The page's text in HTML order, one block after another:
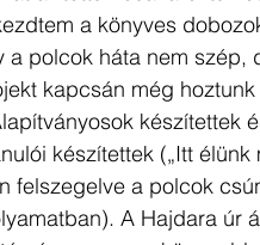
a könyves
a polcok háta nem
kapcsán még
készítettek
készítettek („Itt
felszegelve a polcok
A Hajdara úr